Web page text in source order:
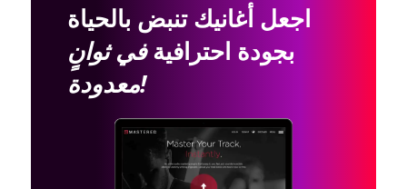
اجعل أغانيك تنبض بالحياة
بجودة احترافيةفي ثوانٍ
معدودة!